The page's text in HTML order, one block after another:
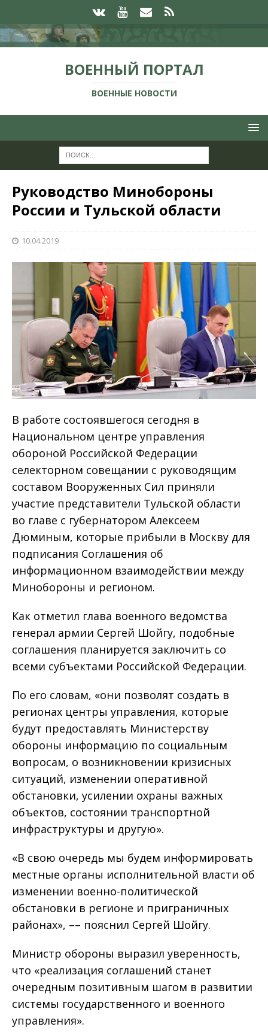
ВОЕННЫЙ ПОРТАЛ
ВОЕННЫЕ НОВОСТИ
Руководство Минобороны
России и Тульской области
10.04.2019
В работе состоявшегося сегодня в
Национальном центре управления
обороной Российской Федерации
селекторном совещании с руководящим
составом Вооруженных Сил приняли
участие представители Тульской области
во главе с губернатором Алексеем
Дюминым, которые прибыли в Москву для
подписания Соглашения об
информационном взаимодействии между
Минобороны и регионом.
Как отметил глава военного ведомства
генерал армии Сергей Шойгу, подобные
соглашения планируется заключить со
всеми субъектами Российской Федерации.
По его словам, «они позволят создать в
регионах центры управления, которые
будут предоставлять Министерству
обороны информацию по социальным
вопросам, о возникновении кризисных
ситуаций, изменении оперативной
обстановки, усилении охраны важных
объектов, состоянии транспортной
инфраструктуры и другую».
«В свою очередь мы будем информировать
местные органы исполнительной власти об
изменении военно-политической
обстановки в регионе и приграничных
районах», –– пояснил Сергей Шойгу.
Министр обороны выразил уверенность,
что «реализация соглашений станет
очередным позитивным шагом в развитии
системы государственного и военного
управления».